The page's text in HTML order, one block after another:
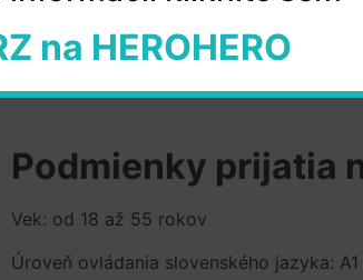
Podmienky prijatia
Vek: od 18 až 55 rokov
Úroveň ovládania slovenského jazyka:
na HEROHERO